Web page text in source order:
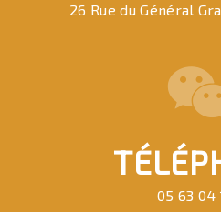
26 Rue du Général
05 63 04